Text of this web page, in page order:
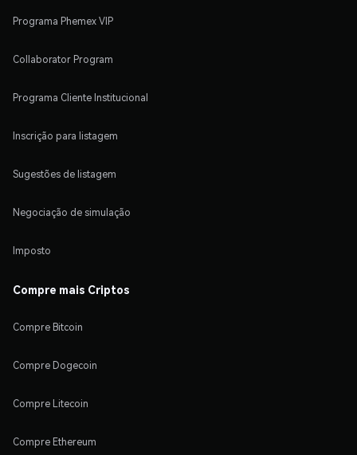
Programa Phemex VIP
Collaborator Program
Programa Cliente Institucional
Inscrição para listagem
Sugestões de listagem
Negociação de simulação
Imposto
Compre mais Criptos
Compre Bitcoin
Compre Dogecoin
Compre Litecoin
Compre Ethereum